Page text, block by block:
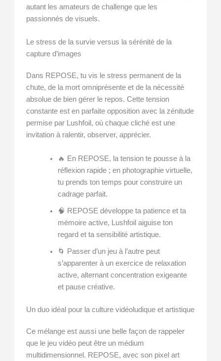
autant les amateurs de challenge que les
passionnés de visuels.
Le stress de la survie versus la sérénité de la
capture d’images
Dans REPOSE, tu vis le stress permanent de la
chute, de la mort omniprésente et de la nécessité
absolue de bien gérer le repos. Cette tension
constante est en parfaite opposition avec la zénitude
permise par Lushfoil, où chaque cliché est une
invitation à ralentir, observer, apprécier.
🔥 En REPOSE, la tension te pousse à la
réflexion rapide ; en photographie virtuelle,
tu prends ton temps pour construire un
cadrage parfait.
🧠 REPOSE développe ta patience et ta
mémoire active, Lushfoil aiguise ton
regard et ta sensibilité artistique.
🌀 Passer d’un jeu à l’autre peut
s’apparenter à un exercice de relaxation
active, alternant concentration exigeante
et pause créative.
Un duo idéal pour la culture vidéoludique et artistique
Ce mélange est aussi une belle façon de rappeler
que le jeu vidéo peut être un médium
multidimensionnel. REPOSE, avec son pixel art